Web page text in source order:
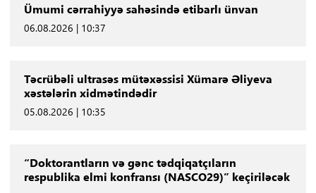
Ümumi cərrahiyyə sahəsində etibarlı ünvan
06.08.2026 | 10:37
Təcrübəli ultrasəs mütəxəssisi Xümarə Əliyeva
xəstələrin xidmətindədir
05.08.2026 | 10:35
“Doktorantların və gənc tədqiqatçıların
respublika elmi konfransı (NASCO29)” keçiriləcək